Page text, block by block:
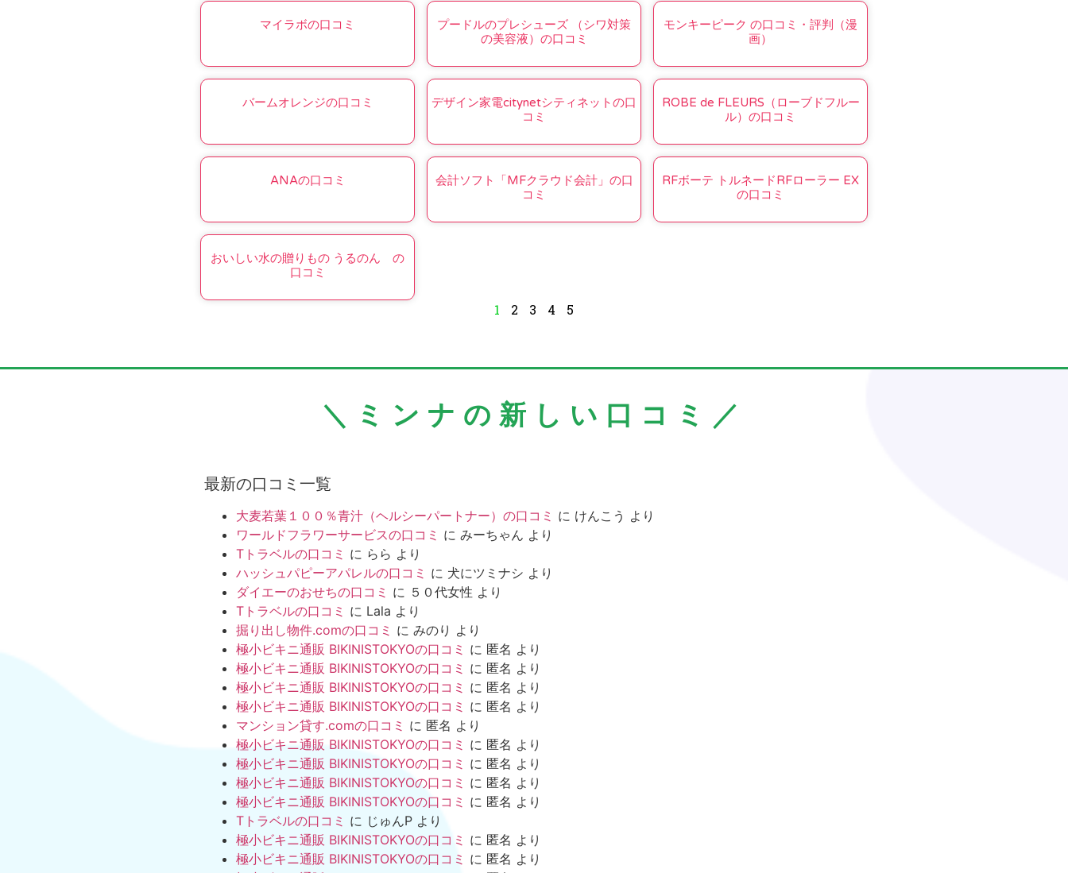
マイラボの口コミ
プードルのプレシューズ （シワ対策
の美容液）の口コミ
モンキーピーク の口コミ・評判（漫
画）
バームオレンジの口コミ
デザイン家電citynetシティネットの口
コミ
ROBE de FLEURS（ローブドフルー
ル）の口コミ
ANAの口コミ
会計ソフト「MFクラウド会計」の口
コミ
RFボーテ トルネードRFローラー EX
の口コミ
おいしい水の贈りもの うるのん の
口コミ
1 2 3 4 5
＼ミンナの新しい口コミ／
最新の口コミ一覧
大麦若葉１００％青汁（ヘルシーパートナー）の口コミ に けんこう より
ワールドフラワーサービスの口コミ に みーちゃん より
Tトラベルの口コミ に らら より
ハッシュパピーアパレルの口コミ に 犬にツミナシ より
ダイエーのおせちの口コミ に ５０代女性 より
Tトラベルの口コミ に Lala より
掘り出し物件.comの口コミ に みのり より
極小ビキニ通販 BIKINISTOKYOの口コミ に 匿名 より
極小ビキニ通販 BIKINISTOKYOの口コミ に 匿名 より
極小ビキニ通販 BIKINISTOKYOの口コミ に 匿名 より
極小ビキニ通販 BIKINISTOKYOの口コミ に 匿名 より
マンション貸す.comの口コミ に 匿名 より
極小ビキニ通販 BIKINISTOKYOの口コミ に 匿名 より
極小ビキニ通販 BIKINISTOKYOの口コミ に 匿名 より
極小ビキニ通販 BIKINISTOKYOの口コミ に 匿名 より
極小ビキニ通販 BIKINISTOKYOの口コミ に 匿名 より
Tトラベルの口コミ に じゅんP より
極小ビキニ通販 BIKINISTOKYOの口コミ に 匿名 より
極小ビキニ通販 BIKINISTOKYOの口コミ に 匿名 より